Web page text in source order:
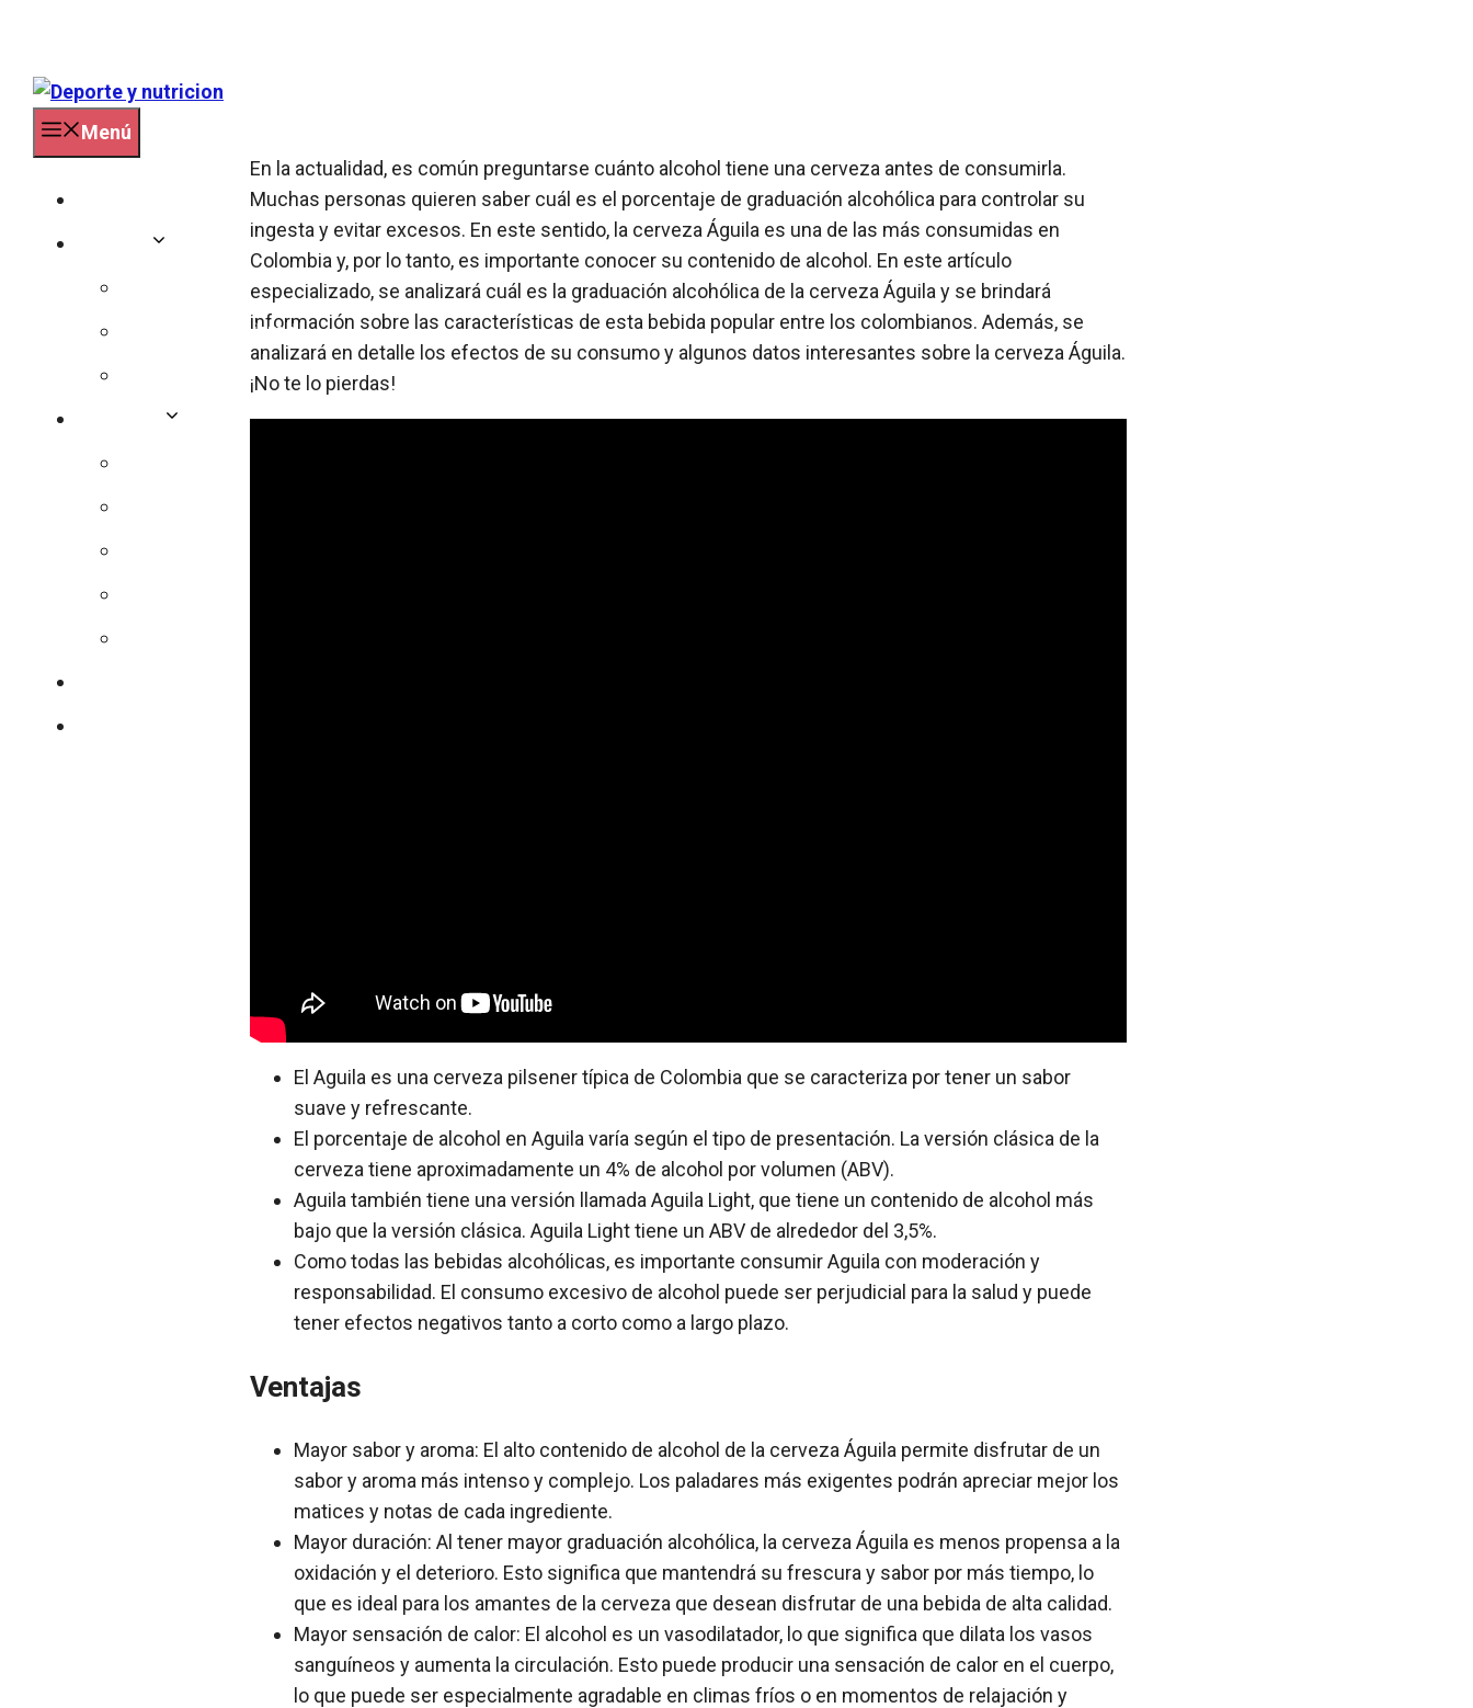
Menú
Bicicleta y ciclismo
En la actualidad, es común preguntarse cuánto alcohol tiene una cerveza antes de consumirla.
Muchas personas quieren saber cuál es el porcentaje de graduación alcohólica para controlar su
ingesta y evitar excesos. En este sentido, la cerveza Águila es una de las más consumidas en
Colombia y, por lo tanto, es importante conocer su contenido de alcohol. En este artículo
especializado, se analizará cuál es la graduación alcohólica de la cerveza Águila y se brindará
información sobre las características de esta bebida popular entre los colombianos. Además, se
analizará en detalle los efectos de su consumo y algunos datos interesantes sobre la cerveza Águila.
¡No te lo pierdas!
El Aguila es una cerveza pilsener típica de Colombia que se caracteriza por tener un sabor
suave y refrescante.
El porcentaje de alcohol en Aguila varía según el tipo de presentación. La versión clásica de la
cerveza tiene aproximadamente un 4% de alcohol por volumen (ABV).
Aguila también tiene una versión llamada Aguila Light, que tiene un contenido de alcohol más
bajo que la versión clásica. Aguila Light tiene un ABV de alrededor del 3,5%.
Como todas las bebidas alcohólicas, es importante consumir Aguila con moderación y
responsabilidad. El consumo excesivo de alcohol puede ser perjudicial para la salud y puede
tener efectos negativos tanto a corto como a largo plazo.
Ventajas
Mayor sabor y aroma: El alto contenido de alcohol de la cerveza Águila permite disfrutar de un
sabor y aroma más intenso y complejo. Los paladares más exigentes podrán apreciar mejor los
matices y notas de cada ingrediente.
Mayor duración: Al tener mayor graduación alcohólica, la cerveza Águila es menos propensa a la
oxidación y el deterioro. Esto significa que mantendrá su frescura y sabor por más tiempo, lo
que es ideal para los amantes de la cerveza que desean disfrutar de una bebida de alta calidad.
Mayor sensación de calor: El alcohol es un vasodilatador, lo que significa que dilata los vasos
sanguíneos y aumenta la circulación. Esto puede producir una sensación de calor en el cuerpo,
lo que puede ser especialmente agradable en climas fríos o en momentos de relajación y